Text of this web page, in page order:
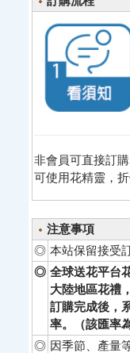
非會員可直接訂
可使用花精靈，
注意事項
◎ 本站保留接受
◎ 全球送花平台
大陸地區花禮
訂購完成後，
率。（該匯率
◎ 因季節、產量